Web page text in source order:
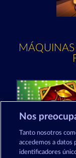
3 Golden
Nos
Tanto nosotros
accedemos a datos
identificadores